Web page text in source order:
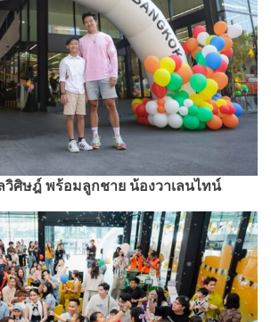
วิศิษฎ์ พร้อมลูกชาย น้องวาเลนไทน์